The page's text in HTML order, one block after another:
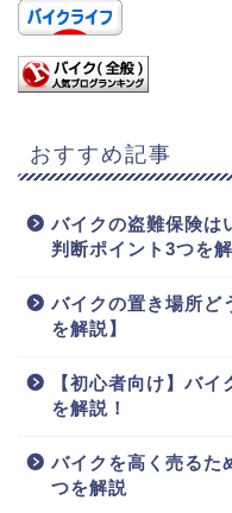
おすすめ記事
バイクの盗難保険は
判断ポイント3つを解
バイクの置き場所ど
を解説】
【初心者向け】バ
を解説！
バイクを高く売るた
つを解説